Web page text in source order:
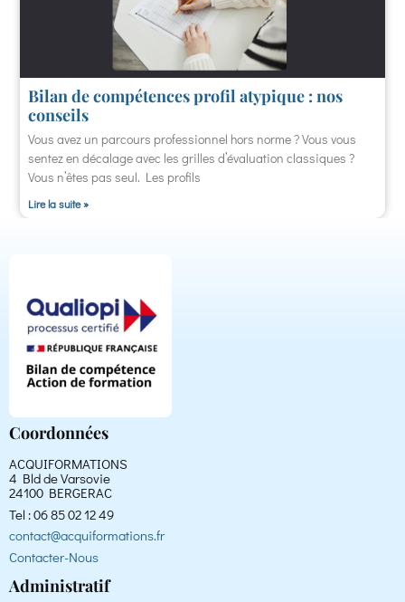
Bilan de compétences profil atypique : nos
conseils
Vous avez un parcours professionnel hors norme ? Vous vous
sentez en décalage avec les grilles d’évaluation classiques ?
Vous n’êtes pas seul. Les profils
Lire la suite »
Coordonnées
ACQUIFORMATIONS
4 Bld de Varsovie
24100 BERGERAC
Tel : 06 85 02 12 49
contact@acquiformations.fr
Contacter-Nous
Administratif